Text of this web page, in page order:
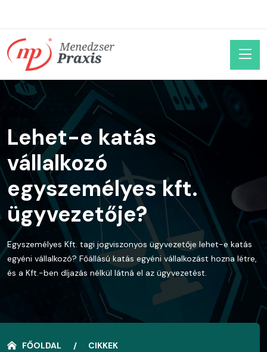
Lehet-e katás
vállalkozó
egyszemélyes kft.
ügyvezetője?
Egyszemélyes Kft. tagi jogviszonyos ügyvezetője lehet-e katás
egyéni vállalkozó? Főállású katás egyéni vállalkozást hozna létre,
és a Kft.-ben díjazás nélkül látná el az ügyvezetést.
FŐOLDAL CIKKEK